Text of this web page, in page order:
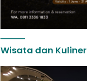
Wisata dan Kuliner